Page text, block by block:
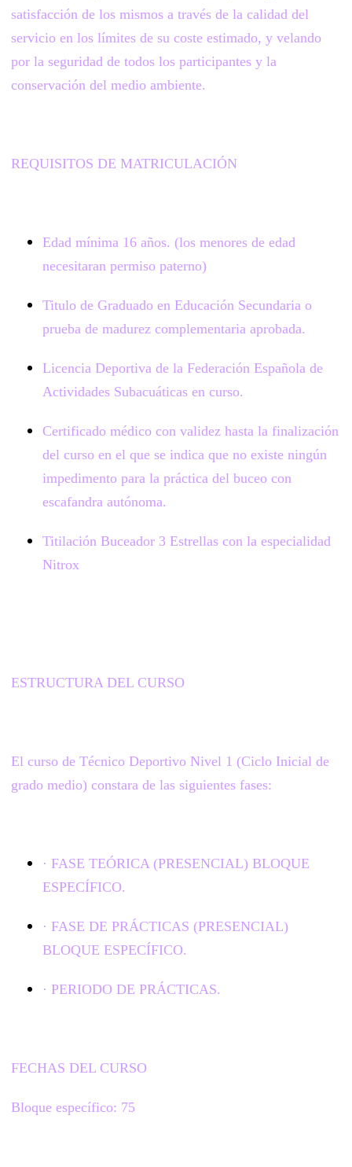
satisfacción de los mismos a través de la calidad del
servicio en los límites de su coste estimado, y velando
por la seguridad de todos los participantes y la
conservación del medio ambiente.
REQUISITOS DE MATRICULACIÓN
Edad mínima 16 años. (los menores de edad
necesitaran permiso paterno)
Titulo de Graduado en Educación Secundaria o
prueba de madurez complementaria aprobada.
Licencia Deportiva de la Federación Española de
Actividades Subacuáticas en curso.
Certificado médico con validez hasta la finalización
del curso en el que se indica que no existe ningún
impedimento para la práctica del buceo con
escafandra autónoma.
Titilación Buceador 3 Estrellas con la especialidad
Nitrox
ESTRUCTURA DEL CURSO
El curso de Técnico Deportivo Nivel 1 (Ciclo Inicial de
grado medio) constara de las siguientes fases:
· FASE TEÓRICA (PRESENCIAL) BLOQUE
ESPECÍFICO.
· FASE DE PRÁCTICAS (PRESENCIAL)
BLOQUE ESPECÍFICO.
· PERIODO DE PRÁCTICAS.
FECHAS DEL CURSO
Bloque específico: 75